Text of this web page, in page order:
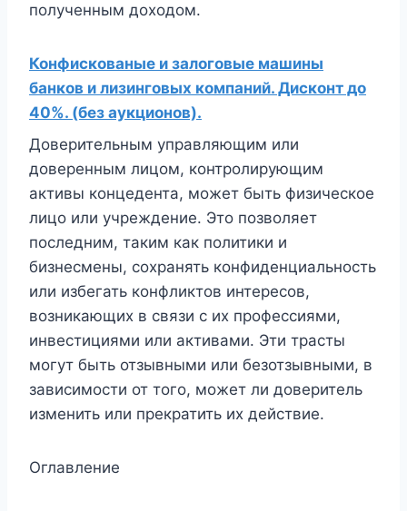
полученным доходом.
Конфискованые и залоговые машины
банков и лизинговых компаний. Дисконт до
40%. (без аукционов).
Доверительным управляющим или
доверенным лицом, контролирующим
активы концедента, может быть физическое
лицо или учреждение. Это позволяет
последним, таким как политики и
бизнесмены, сохранять конфиденциальность
или избегать конфликтов интересов,
возникающих в связи с их профессиями,
инвестициями или активами. Эти трасты
могут быть отзывными или безотзывными, в
зависимости от того, может ли доверитель
изменить или прекратить их действие.
Оглавление